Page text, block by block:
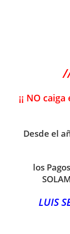
¡¡ NO
Desde el
los
LUIS